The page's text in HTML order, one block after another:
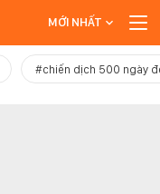
MỚI NHẤT
#chiến dịch 500 ngày